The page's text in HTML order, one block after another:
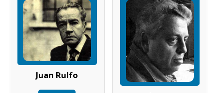
Juan Rulfo